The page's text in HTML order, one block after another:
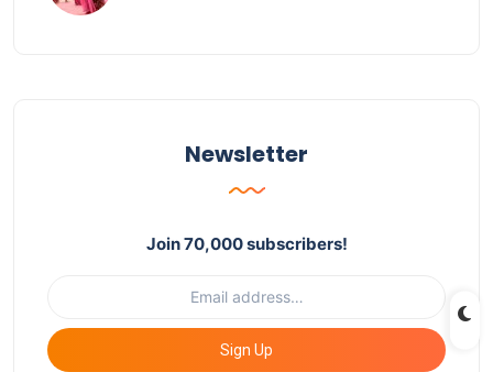
Newsletter
Join 70,000 subscribers!
Sign Up